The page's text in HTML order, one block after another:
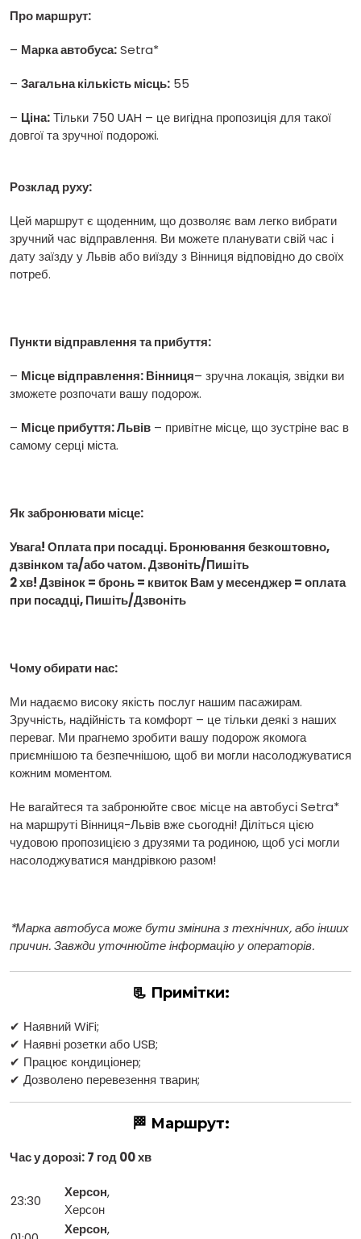
Про маршрут:
– Марка автобуса:Setra*
– Загальна кількість місць: 55
– Ціна:Тільки 750 UAH – це вигідна пропозиція для такої
довгої та зручної подорожі.
Розклад руху:
Цей маршрут є щоденним, що дозволяє вам легко вибрати
зручний час відправлення. Ви можете планувати свій час і
дату заїзду у Львів або виїзду з Вінниця відповідно до своїх
потреб.
Пункти відправлення та прибуття:
– Місце відправлення: Вінниця– зручна локація, звідки ви
зможете розпочати вашу подорож.
– Місце прибуття: Львів – привітне місце, що зустріне вас в
самому серці міста.
Як забронювати місце:
Увага! Оплата при посадці. Бронювання безкоштовно,
дзвінком та/або чатом. Дзвоніть/Пишіть
2 хв! Дзвінок = бронь = квиток Вам у месенджер = оплата
при посадці, Пишіть/Дзвоніть
Чому обирати нас:
Ми надаємо високу якість послуг нашим пасажирам.
Зручність, надійність та комфорт – це тільки деякі з наших
переваг. Ми прагнемо зробити вашу подорож якомога
приємнішою та безпечнішою, щоб ви могли насолоджуватися
кожним моментом.
Не вагайтеся та забронюйте своє місце на автобусі Setra*
на маршруті Вінниця-Львів вже сьогодні! Діліться цією
чудовою пропозицією з друзями та родиною, щоб усі могли
насолоджуватися мандрівкою разом!
*Марка автобуса може бути змінина з технічних, або інших
причин. Завжди уточнюйте інформацію у операторів.
📃 Примітки:
✔ Наявний WiFi;
✔ Наявні розетки або USB;
✔ Працює кондиціонер;
✔ Дозволено перевезення тварин;
🏁 Маршрут:
Час у дорозі: 7 год 00 хв
23:30
Херсон,
Херсон
Херсон,